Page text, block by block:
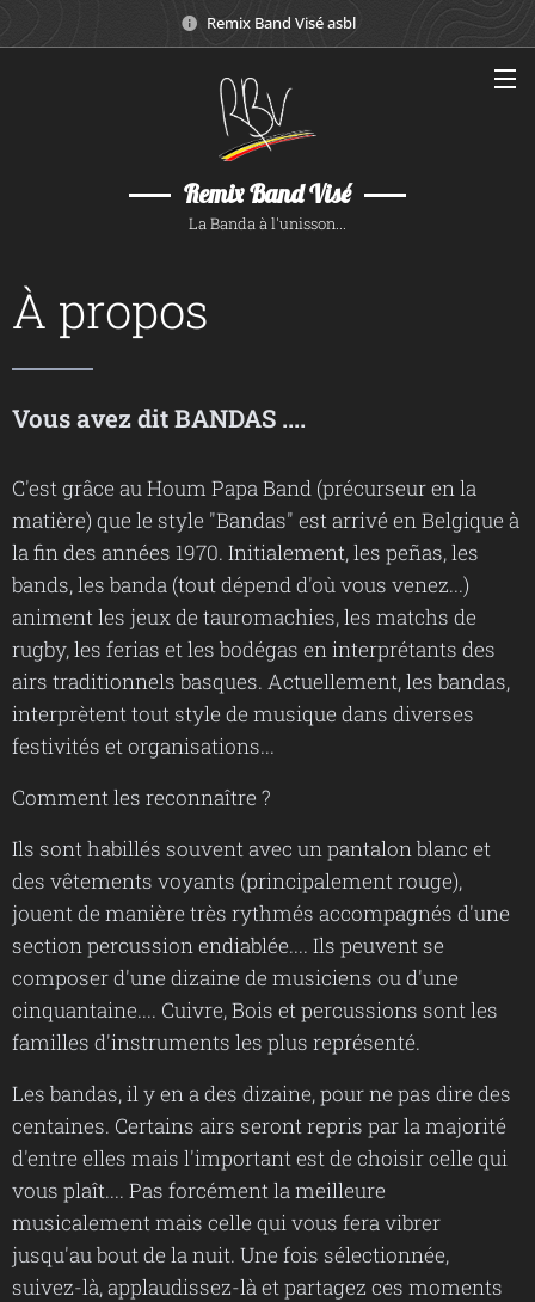
Remix Band Visé asbl
Remix Band Visé
La Banda à l'unisson...
À propos
Vous avez dit BANDAS ....
C'est grâce au Houm Papa Band (précurseur en la
matière) que le style "Bandas" est arrivé en Belgique à
la fin des années 1970. Initialement, les peñas, les
bands, les banda (tout dépend d'où vous venez...)
animent les jeux de tauromachies, les matchs de
rugby, les ferias et les bodégas en interprétants des
airs traditionnels basques. Actuellement, les bandas,
interprètent tout style de musique dans diverses
festivités et organisations...
Comment les reconnaître ?
Ils sont habillés souvent avec un pantalon blanc et
des vêtements voyants (principalement rouge),
jouent de manière très rythmés accompagnés d'une
section percussion endiablée.... Ils peuvent se
composer d'une dizaine de musiciens ou d'une
cinquantaine.... Cuivre, Bois et percussions sont les
familles d'instruments les plus représenté.
Les bandas, il y en a des dizaine, pour ne pas dire des
centaines. Certains airs seront repris par la majorité
d'entre elles mais l'important est de choisir celle qui
vous plaît.... Pas forcément la meilleure
musicalement mais celle qui vous fera vibrer
jusqu'au bout de la nuit. Une fois sélectionnée,
suivez-là, applaudissez-là et partagez ces moments